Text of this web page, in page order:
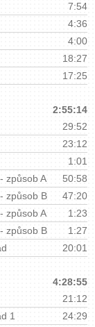
7:54
4:36
4:00
18:27
17:25
2:55:14
29:52
23:12
1:01
způsob A
50:58
způsob B
47:20
způsob A
1:23
způsob B
1:27
20:01
4:28:55
21:12
1
24:29